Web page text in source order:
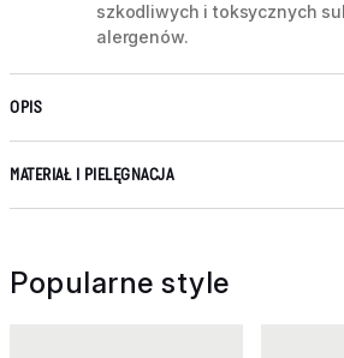
szkodliwych i toksycznych
alergenów.
OPIS
MATERIAŁ I PIELĘGNACJA
Popularne style